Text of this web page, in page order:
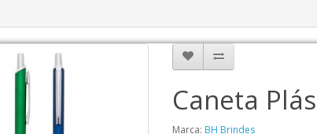
Caneta
Marca: BH Brindes